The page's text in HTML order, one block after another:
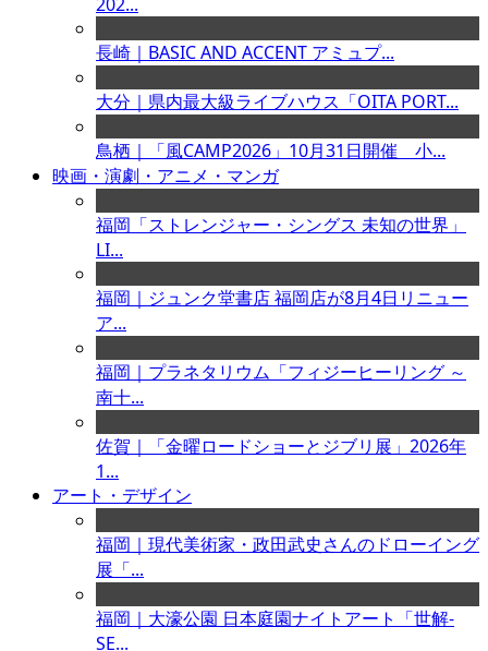
長崎｜BASIC AND ACCENT アミュプ...
大分｜県内最大級ライブハウス「OITA PORT...
鳥栖｜「風CAMP2026」10月31日開催 小...
映画・演劇・アニメ・マンガ
福岡「ストレンジャー・シングス 未知の世界」
LI...
福岡｜ジュンク堂書店 福岡店が8月4日リニュー
ア...
福岡｜プラネタリウム「フィジーヒーリング ～
南十...
佐賀｜「金曜ロードショーとジブリ展」2026年
1...
アート・デザイン
福岡｜現代美術家・政田武史さんのドローイング
展「...
福岡｜大濠公園 日本庭園ナイトアート「世解-
SE...